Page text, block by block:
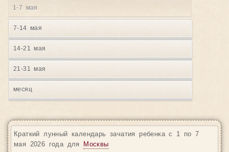
Возможности календаря:
начала и завершения каждого астрологического явления
• Удобная навигация— легко перелистывайте месяцы
и находите нужные даты
• Наглядное представление— все события
отображаются в понятном и красивом формате
• Продолжительность явлений— видите, как долго
будет действовать то или иное космическое влияние
планет, аспекты, ингрессии и другие значимые
астрологические события. Незаменимый инструмент для
практикующих астрологов и всех, кто стремится жить в
согласии с космическими ритмами.
1-7 мая
7-14 мая
14-21 мая
21-31 мая
месяц
Краткий лунный календарь зачатия ребенка с 1 по 7
мая 2026 года для Москвы